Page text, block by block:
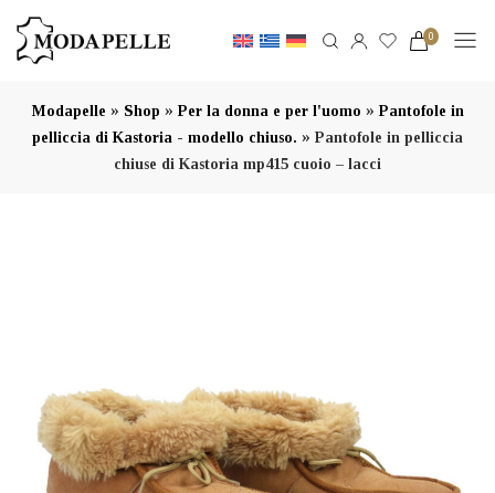
0
Modapelle » Shop »Per la donna e per l'uomo »Pantofole in
pelliccia di Kastoria - modello chiuso. » Pantofole in pelliccia
chiuse di Kastoria mp415 cuoio – lacci